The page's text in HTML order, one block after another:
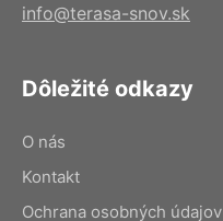
info@terasa-snov.sk
Dôležité odkazy
O nás
Kontakt
Ochrana osobných údajov